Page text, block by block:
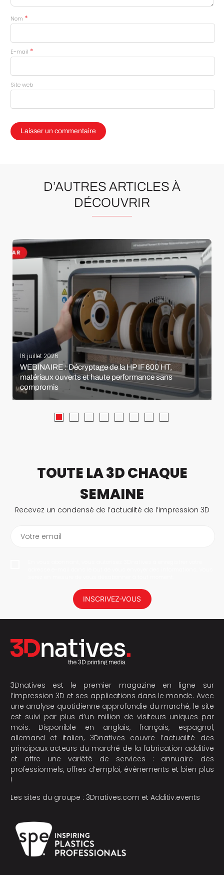
Nom *
E-mail *
Site web
D’AUTRES ARTICLES À
DÉCOUVRIR
16 juillet 2026
WEBINAIRE : Décryptage de la HP IF 600 HT,
matériaux ouverts et haute performance sans
compromis
TOUTE LA 3D CHAQUE
SEMAINE
Recevez un condensé de l’actualité de l’impression 3D
Votre email
INSCRIVEZ-VOUS
3Dnatives est le premier magazine en ligne sur
l’impression 3D et ses applications dans le monde. Avec
une analyse quotidienne approfondie du marché, le site
est suivi par plus d’un million de visiteurs uniques par
mois. Disponible en anglais, français, espagnol,
allemand et italien, 3Dnatives couvre l’actualité des
principaux acteurs du marché de la fabrication additive
et offre une variété de services : annuaire des
professionnels, offres d’emploi, évènements et bien plus
!
Les sites du groupe : 3Dnatives.com et Additiv.events